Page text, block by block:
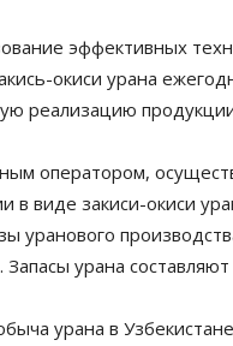
эффективных
окиси урана
реализацию
оператором,
в виде закиси-окиси
уранового
урана
урана в